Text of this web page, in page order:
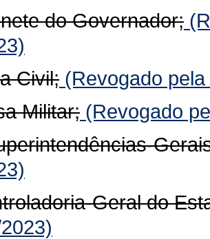
do Governador;
Civil; (Revogado
Militar; (Revogado
Geral do